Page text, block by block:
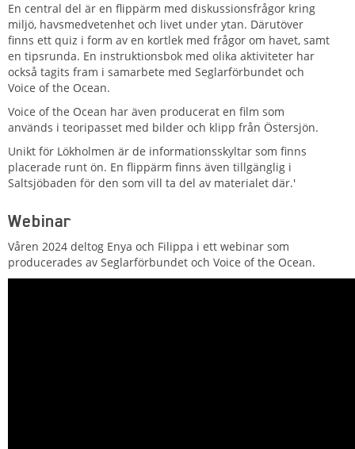
En central del är en flippärm med diskussionsfrågor kring
miljö, havsmedvetenhet och livet under ytan. Därutöver
finns ett quiz i form av en kortlek med frågor om havet, samt
en tipsrunda. En instruktionsbok med olika aktiviteter har
också tagits fram i samarbete med Seglarförbundet och
Voice of the Ocean.
Voice of the Ocean har även producerat en film som
används i teoripasset med bilder och klipp från Östersjön.
Unikt för Lökholmen är de informationsskyltar som finns
placerade runt ön. En flippärm finns även tillgänglig i
Saltsjöbaden för den som vill ta del av materialet där.'
Webinar
Våren 2024 deltog Enya och Filippa i ett webinar som
producerades av Seglarförbundet och Voice of the Ocean.